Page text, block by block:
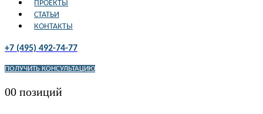
ПРОЕКТЫ
СТАТЬИ
КОНТАКТЫ
+7 (495) 492-74-77
ПОЛУЧИТЬ КОНСУЛЬТАЦИЮ
00 позиций